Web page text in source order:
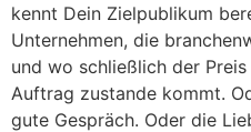
kennt Dein Zielpublikum
Unternehmen, die
und wo schließlich der
Auftrag zustande kommt.
gute Gespräch. Oder die